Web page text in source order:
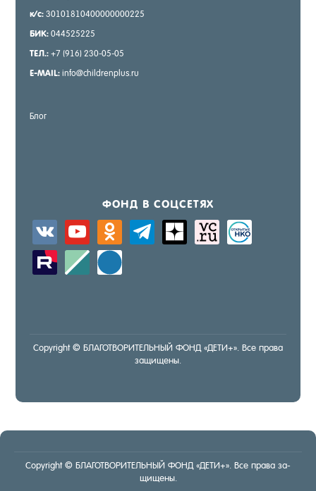
к/с: 30101810400000000225
БИК: 044525225
ТЕЛ.: +7 (916) 230-05-05
E-MAIL: info@childrenplus.ru
Блог
ФОНД В СОЦ­СЕ­ТЯХ
vkontakteyoutube odnoklassnikitelegramzen-
yandex
sitemap activity
zerply standardwindows
Copyright © БЛА­ГОТ­ВО­РИТЕЛЬ­НЫЙ ФОНД «ДЕ­ТИ+». Все пра­ва
за­щище­ны.
Copyright © БЛА­ГОТ­ВО­РИТЕЛЬ­НЫЙ ФОНД «ДЕ­ТИ+». Все пра­ва за­
щище­ны.